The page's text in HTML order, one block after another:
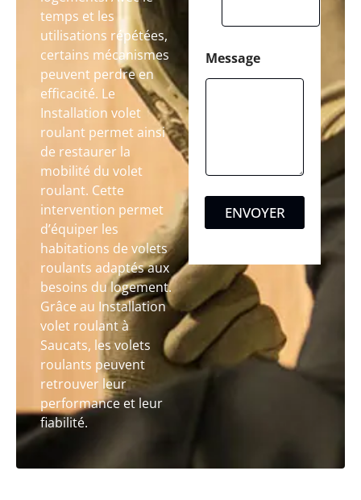
temps et les
utilisations répétées,
certains mécanismes
peuvent perdre en
efficacité. Le
Installation volet
roulant permet ainsi
de restaurer la
mobilité du volet
roulant. Cette
intervention permet
d’équiper les
habitations de volets
roulants adaptés aux
besoins du logement.
Grâce au Installation
volet roulant à
Saucats, les volets
roulants peuvent
retrouver leur
performance et leur
fiabilité.
Message
ENVOYER